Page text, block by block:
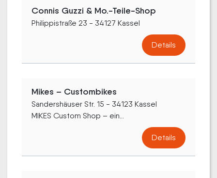
Connis Guzzi & Mo.-Teile-Shop
Philippistraße 23 - 34127 Kassel
Details
Mikes – Custombikes
Sandershäuser Str. 15 - 34123 Kassel
MIKES Custom Shop – ein...
Details